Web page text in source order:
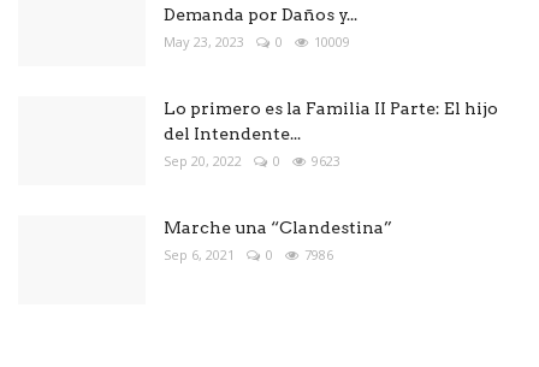
Demanda por Daños y...
May 23, 2023 0 10009
Lo primero es la Familia II Parte: El hijo
del Intendente...
Sep 20, 2022 0 9623
Marche una “Clandestina”
Sep 6, 2021 0 7986